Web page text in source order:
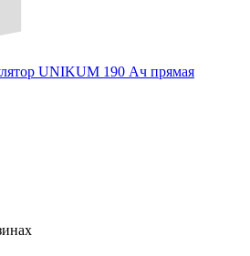
UNIKUM 190 Ач прямая